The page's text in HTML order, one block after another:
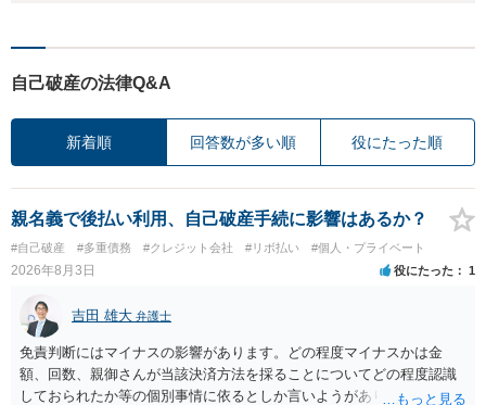
自己破産の法律Q&A
新着順 回答数が多い順 役にたった順
親名義で後払い利用、自己破産手続に影響はあるか？
#自己破産 #多重債務 #クレジット会社 #リボ払い #個人・プライベート
2026年8月3日 役にたった 1
吉田 雄大 弁護士
免責判断にはマイナスの影響があります。どの程度マイナスかは金
額、回数、親御さんが当該決済方法を採ることについてどの程度認識
しておられたか等の個別事情に依るとしか言いようがありません。 と